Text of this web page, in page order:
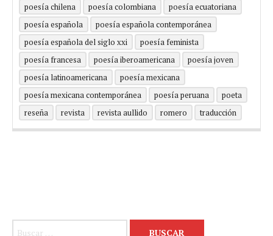
poesía chilena
poesía colombiana
poesía ecuatoriana
poesía española
poesía española contemporánea
poesía española del siglo xxi
poesía feminista
poesía francesa
poesía iberoamericana
poesía joven
poesía latinoamericana
poesía mexicana
poesía mexicana contemporánea
poesía peruana
poeta
reseña
revista revista aullido romero traducción